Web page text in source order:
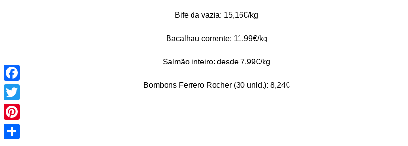
Bife da vazia: 15,16€/kg
Bacalhau corrente: 11,99€/kg
Salmão inteiro: desde 7,99€/kg
Bombons Ferrero Rocher (30 unid.): 8,24€